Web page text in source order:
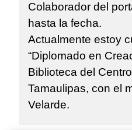
Colaborador del
hasta la fecha.
Actualmente estoy
“Diplomado en
Biblioteca del
Tamaulipas, con el
Velarde.